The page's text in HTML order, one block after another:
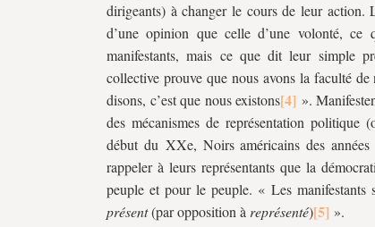
dirigeants) à changer le cours de leur action.
d’une opinion que celle d’une volonté, ce
manifestants, mais ce que dit leur simple
collective prouve que nous avons la faculté
disons, c’est que nous existons
».
des mécanismes de représentation
début du XXe, Noirs américains des
rappeler à leurs représentants que la
peuple et pour le peuple. « Les manifestants
présent(par opposition à représenté) ».